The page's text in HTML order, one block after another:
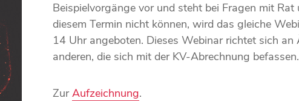
Beispielvorgänge vor und steht bei Fragen mit Rat
diesem Termin nicht können, wird das gleiche
14 Uhr angeboten. Dieses Webinar richtet sich an
anderen, die sich mit der KV-Abrechnung befassen.
ZurAufzeichnung.